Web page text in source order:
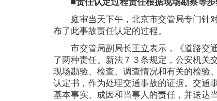
■责任认定过程责任根据现场勘察等
庭审当天下午，北京市交管局专门针
布了此事故责任认定的过程。
市交管局副局长王立表示，《道路交
了两种责任。新法７３条规定，公安机关
现场勘验、检查、调查情况和有关的检验
认定书，作为处理交通事故的证据。交通
基本事实、成因和当事人的责任，并送达